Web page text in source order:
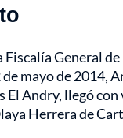
General de
de mayo de 2014,
El Andry, llegó con
Herrera de